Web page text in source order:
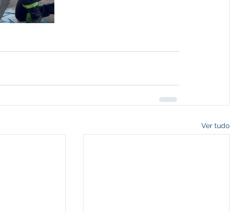
Ver tudo